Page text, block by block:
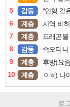
5
감동 “인형 같은
6
계층 지역 비
7
계층 드래곤
8
감동 슥오더니
9
계층 후방)요
10
계층 ㅇㅎ) 나
로